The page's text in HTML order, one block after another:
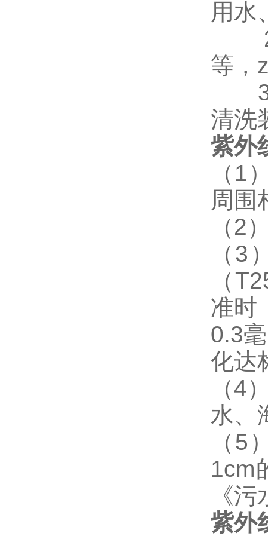
用水
等，
清洗
紫外
（ 1
周围
（2
（ 3
（
准时
0.3
化达
（4
水、
（ 5
1cm
《
紫外